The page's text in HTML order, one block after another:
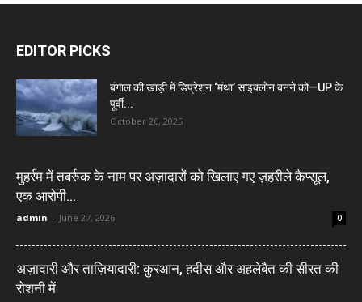
EDITOR PICKS
बंगाल की खाड़ी में डिप्रेशन ‘मंथा’ साइक्लोन बनने को—UP के
पूर्वी...
October 26, 2025
मुहर्रम में तबर्रुक के नाम पर अज़ादारों को खिलाए गए ज़हरीले कैप्सूल,
एक आरोपी...
admin - June 27, 2026 0
अज़ादारी और ताज़ियादारी: क़ुरआन, हदीस और अहलेबैत की सीरत की
रोशनी में